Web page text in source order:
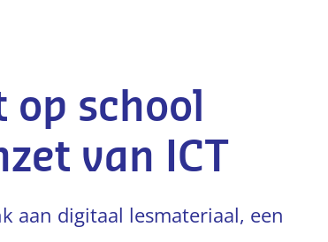
school
van ICT
aan digitaal lesmateriaal, een